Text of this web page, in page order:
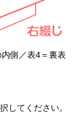
側／表4＝裏表
してください。